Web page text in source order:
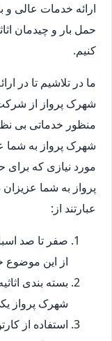
ارائه خدمات عالی
حمل بار و چیدمان
کنیم.
ما در تلاشیم تا در
شهرک پرواز از شرکت
منظور خدماتی بی
شهرک پرواز به شما
مورد نیازی که
پرواز به شما
عبارتند از:
صفر تا صد
از این موضوع
بسته بندی
شهرک پرواز
استفاده از